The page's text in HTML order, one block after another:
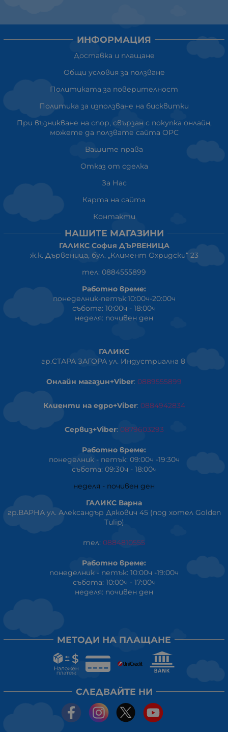
ИНФОРМАЦИЯ
Доставка и плащане
Общи условия за ползване
Политиката за поверителност
Политика за използване на бисквитки
При възникване на спор, свързан с покупка онлайн,
можете да ползвате сайта ОРС
Вашите права
Отказ от сделка
За Нас
Карта на сайта
Контакти
НАШИТЕ МАГАЗИНИ
ГАЛИКС София ДЪРВЕНИЦА
ж.к. Дървеница, бул. „Климент Охридски“ 23
тел: 0884555899
Работно време:
понеделник-петък:10:00ч-20:00ч
събота: 10:00ч - 18:00ч
неделя: почивен ден
ГАЛИКС
гр.СТАРА ЗАГОРА ул. Индустриална 8
Онлайн магазин+Viber: 0889555899
Клиенти на едро+Viber: 0884942834
Сервиз+Viber: 0879603293
Работно време:
понеделник - петък: 09:00ч -19:30ч
събота: 09:30ч - 18:00ч
неделя - почивен ден
ГАЛИКС Варна
гр.ВАРНА ул. Александър Дякович 45 (под хотел Golden
Tulip)
тел: 0884810555
Работно време:
понеделник - петък: 10:00ч -19:00ч
събота: 10:00ч - 17:00ч
неделя: почивен ден
МЕТОДИ НА ПЛАЩАНЕ
СЛЕДВАЙТЕ НИ